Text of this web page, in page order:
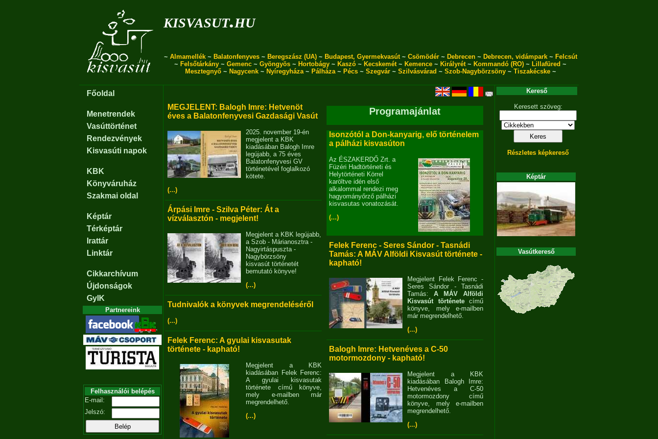
kisvasut.hu
~ Almamellék~ Balatonfenyves~ Beregszász (UA)~ Budapest, Gyermekvasút~ Csömödér~ Debrecen~ Debrecen, vidámpark~ Felcsút
~ Felsőtárkány ~ Gemenc ~ Gyöngyös ~ Hortobágy ~ Kaszó ~ Kecskemét~ Kemence ~ Királyrét~ Kommandó (RO) ~ Lillafüred ~
Mesztegnyő~ Nagycenk~ Nyíregyháza~ Pálháza~ Pécs~ Szegvár~ Szilvásvárad ~ Szob-Nagybörzsöny~ Tiszakécske~
Főoldal
Menetrendek
Vasúttörténet
Rendezvények
Kisvasúti napok
KBK
Könyváruház
Szakmai oldal
Képtár
Térképtár
Irattár
Linktár
Cikkarchívum
Újdonságok
GyIK
Partnereink
Felhasználói belépés
E-mail:
Jelszó:
MEGJELENT: Balogh Imre: Hetvenöt
éves a Balatonfenyvesi Gazdasági Vasút
2025. november 19-én
megjelent a KBK
kiadásában Balogh Imre
legújabb, a 75 éves
Balatonfenyvesi GV
történetével foglalkozó
kötete.
(...)
Árpási Imre - Szilva Péter: Át a
vízválasztón - megjelent!
Megjelent a KBK legújabb,
a Szob - Márianosztra -
Nagyirtáspuszta -
Nagybörzsöny
kisvasút történetét
bemutató könyve!
(...)
Tudnivalók a könyvek megrendeléséről
(...)
Felek Ferenc: A gyulai kisvasutak
története - kapható!
Megjelent a KBK
kiadásában Felek Ferenc:
A gyulai kisvasutak
története című könyve,
mely e-mailben már
megrendelhető.
(...)
Programajánlat
Isonzótól a Don-kanyarig, elő történelem
a pálházi kisvasúton
Az ÉSZAKERDŐ Zrt. a
Füzéri Hadtörténeti és
Helytörténeti Körrel
karöltve idén első
alkalommal rendezi meg
hagyományőrző pálházi
kisvasutas vonatozását.
(...)
Felek Ferenc - Seres Sándor - Tasnádi
Tamás: A MÁV Alföldi Kisvasút története -
kapható!
Megjelent Felek Ferenc -
Seres Sándor - Tasnádi
Tamás: A MÁV Alföldi
Kisvasút története című
könyve, mely e-mailben
már megrendelhető.
(...)
Balogh Imre: Hetvenéves a C-50
motormozdony - kapható!
Megjelent a KBK
kiadásában Balogh Imre:
Hetvenéves a C-50
motormozdony című
könyve, mely e-mailben
megrendelhető.
(...)
Kereső
Keresett szöveg:
Részletes képkereső
Képtár
Vasútkereső